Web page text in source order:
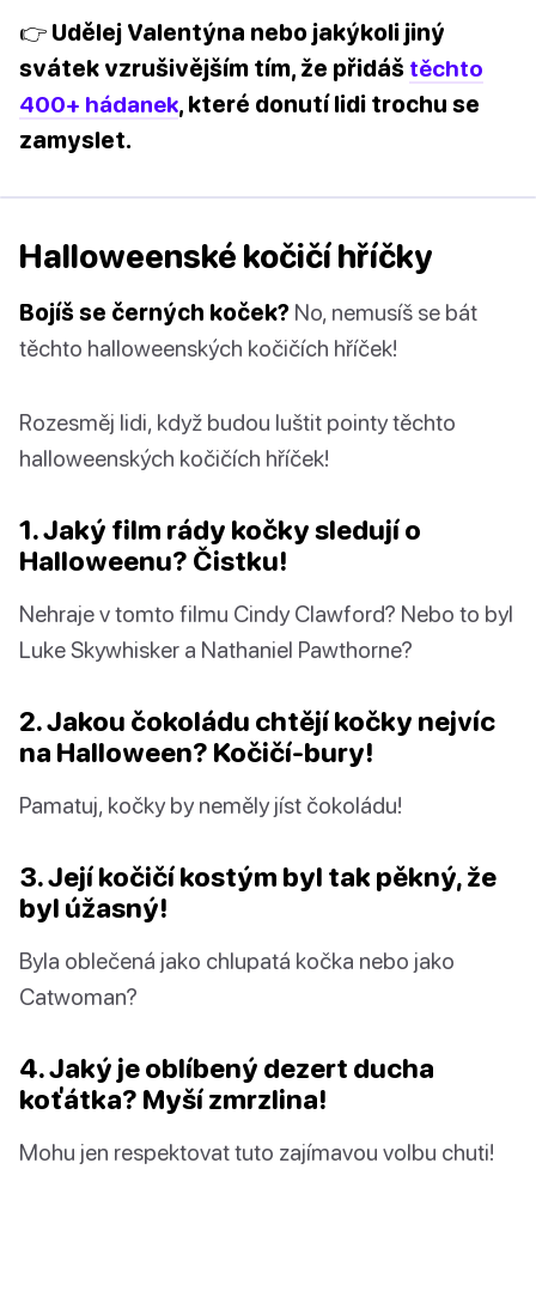
👉 Udělej Valentýna nebo jakýkoli jiný
svátek vzrušivějším tím, že přidáš těchto
400+ hádanek, které donutí lidi trochu se
zamyslet.
Halloweenské kočičí hříčky
Bojíš se černých koček? No, nemusíš se bát
těchto halloweenských kočičích hříček!
Rozesměj lidi, když budou luštit pointy těchto
halloweenských kočičích hříček!
1. Jaký film rády kočky sledují o
Halloweenu? Čistku!
Nehraje v tomto filmu Cindy Clawford? Nebo to byl
Luke Skywhisker a Nathaniel Pawthorne?
2. Jakou čokoládu chtějí kočky nejvíc
na Halloween? Kočičí-bury!
Pamatuj, kočky by neměly jíst čokoládu!
3. Její kočičí kostým byl tak pěkný, že
byl úžasný!
Byla oblečená jako chlupatá kočka nebo jako
Catwoman?
4. Jaký je oblíbený dezert ducha
koťátka? Myší zmrzlina!
Mohu jen respektovat tuto zajímavou volbu chuti!